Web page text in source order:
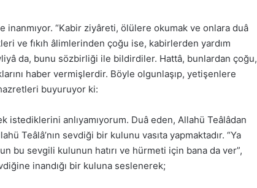
“Kabir ziyâreti, ölülere okumak ve onlara duâ
ve fıkıh âlimlerinden çoğu ise, kabirlerden yardım
da, bunu sözbirliği ile bildirdiler. Hattâ, bunlardan çoğu,
haber vermişlerdir. Böyle olgunlaşıp, yetişenlere
buyuruyor ki:
istediklerini anlıyamıyorum. Duâ eden, Allahü Teâlâdan
Teâlâ’nın sevdiği bir kulunu vasıta yapmaktadır. “Ya
bu sevgili kulunun hatırı ve hürmeti için bana da ver”,
inandığı bir kuluna seslenerek;